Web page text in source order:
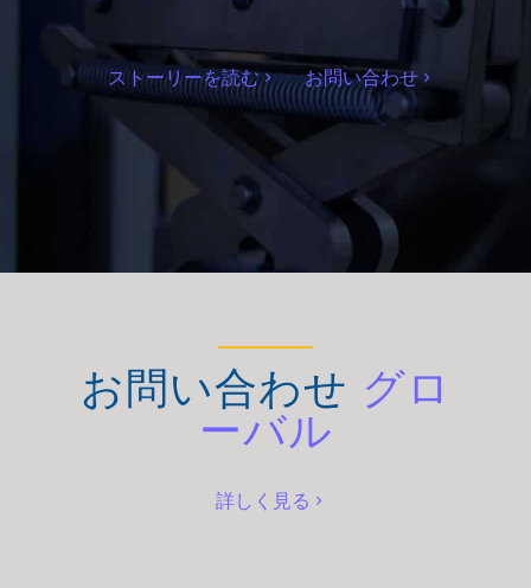
ストーリーを読む お問い合わせ
お問い合わせ グロ
ーバル
詳しく見る